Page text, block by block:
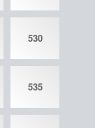
530
535